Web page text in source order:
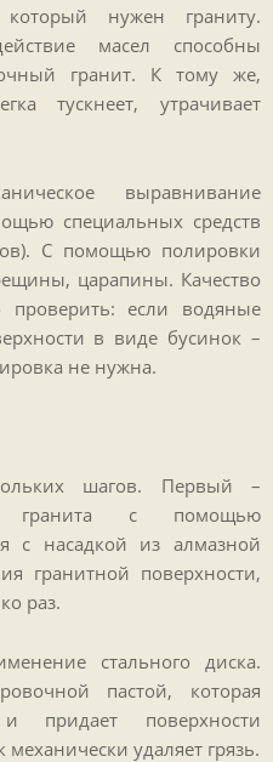
нужен граниту.
масел способны
гранит. К тому же,
тускнеет, утрачивает
выравнивание
специальных средств
С помощью полировки
царапины. Качество
если водяные
в виде бусинок –
не нужна.
шагов. Первый –
гранита с помощью
с насадкой из алмазной
гранитной поверхности,
раз.
стального диска.
пастой, которая
и придает поверхности
удаляет грязь.